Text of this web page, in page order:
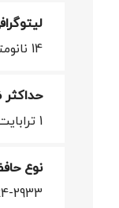
14 نانومتر
1 ترابایت
نوع
2933